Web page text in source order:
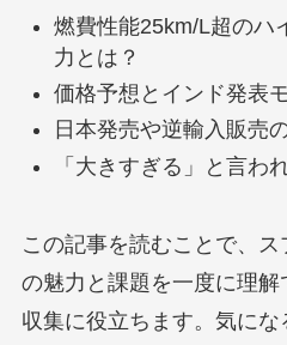
燃費性能25km/L超のハ
力とは？
価格予想とインド発表
日本発売や逆輸入販売
「大きすぎる」と言わ
この記事を読むことで、
の魅力と課題を一度に理
収集に役立ちます。気にな